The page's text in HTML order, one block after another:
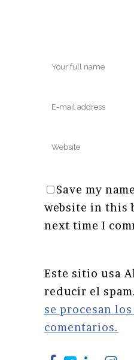
Save my
website in this
next time I
Este sitio usa
reducir el
se procesan
comentarios.